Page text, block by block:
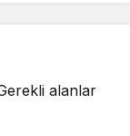
alanlar